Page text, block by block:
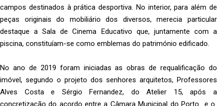
campos destinados à prática desportiva. No interior, para além de
peças originais do mobiliário dos diversos, merecia particular
destaque a Sala de Cinema Educativo que, juntamente com a
piscina, constituíam-se como emblemas do património edificado.
No ano de 2019 foram iniciadas as obras de requalificação do
imóvel, segundo o projeto dos senhores arquitetos, Professores
Alves Costa e Sérgio Fernandez, do Atelier 15, após a
concretização do acordo entre a Câmara Municipal do Porto e o